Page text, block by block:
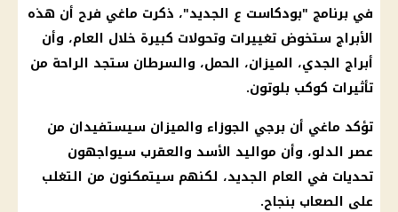
في برنامج "بودكاست ع الجديد"، ذكرت ماغي فرح أن هذه
الأبراج ستخوض تغييرات وتحولات كبيرة خلال العام، وأن
أبراج الجدي، الميزان، الحمل، والسرطان ستجد الراحة من
تأثيرات كوكب بلوتون.
تؤكد ماغي أن برجي الجوزاء والميزان سيستفيدان من
عصر الدلو، وأن مواليد الأسد والعقرب سيواجهون
تحديات في العام الجديد، لكنهم سيتمكنون من التغلب
على الصعاب بنجاح.